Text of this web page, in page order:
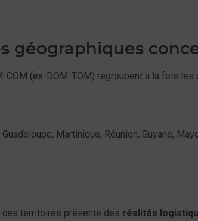
géographiques
COM (ex-DOM-TOM) regroupent à la fois
Guadeloupe, Martinique, Réunion, Guyane,
ces territoires présente des réalités